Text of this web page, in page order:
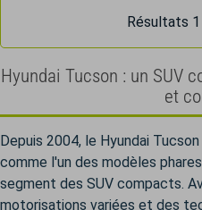
Résultats
Hyundai Tucson : un SUV
et
Depuis 2004, le Hyundai
comme l'un des modèles
segment des SUV compacts.
motorisations variées et des